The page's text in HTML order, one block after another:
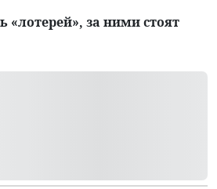
«лотерей», за ними стоят